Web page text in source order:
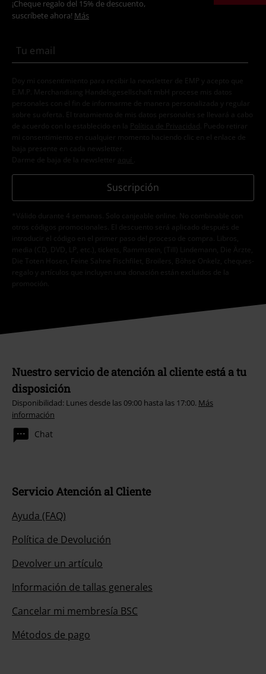
¡Cheque regalo del 15% de descuento,
suscríbete ahora! Más
Doy mi consentimiento para recibir la newsletter de EMP y acepto que
E.M.P. Merchandising Handelsgesellschaft mbH procese mis datos
personales con el fin de informarme de manera personalizada y regular
sobre su oferta. El tratamiento de mis datos personales se llevará a cabo
de acuerdo con lo establecido en la
Política de Privacidad . Puedo retirar
mi consentimiento en cualquier momento haciendo clic en el enlace de
baja presente en cada newsletter.
Darme de baja de la newsletter
aquí
Suscripción
*Válido durante 4 semanas. Solo canjeable online. No combinable con
otros códigos promocionales. El descuento será aplicado después de
introducir el código en el primer paso del proceso de compra. Libros,
media (CD, DVD, LP, etc.), tickets, Rammstein, (Till) Lindemann, Die Ärzte,
Die Toten Hosen, Feine Sahne Fischfilet, Broilers, Böhse Onkelz, cheques-
regalo y artículos que incluyen una donación están excluidos de la
promoción.
Nuestro servicio de atención al cliente está a tu
disposición
Disponibilidad: Lunes desde las 09:00 hasta las 17:00. Más
información
Chat
Servicio Atención al Cliente
Ayuda (FAQ)
Política de Devolución
Devolver un artículo
Información de tallas generales
Cancelar mi membresía BSC
Métodos de pago